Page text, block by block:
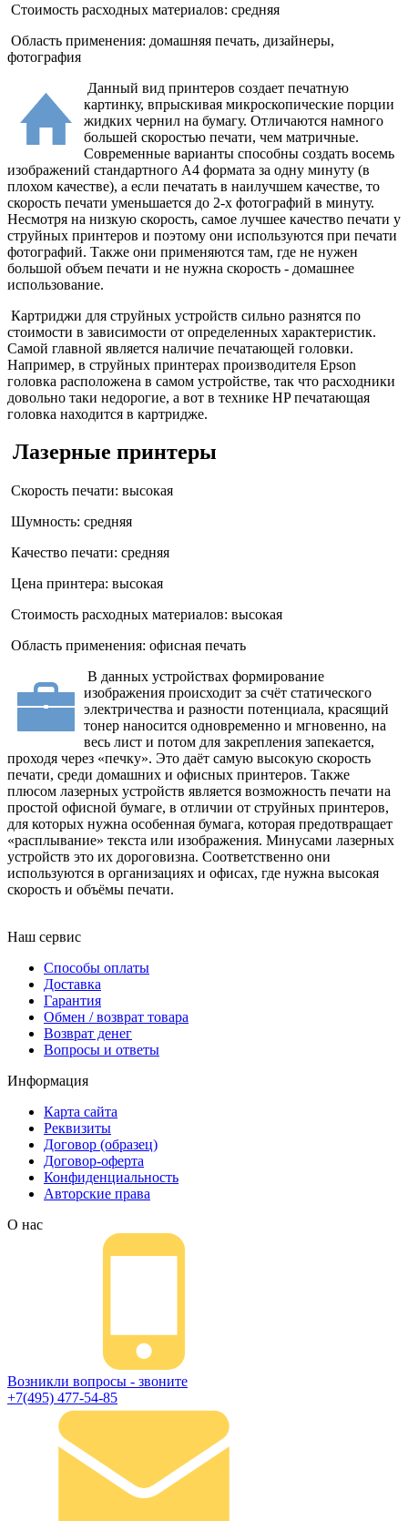
Стоимость расходных материалов: средняя
Область применения: домашняя печать, дизайнеры,
фотография
Данный вид принтеров создает печатную
картинку, впрыскивая микроскопические порции
жидких чернил на бумагу. Отличаются намного
большей скоростью печати, чем матричные.
Современные варианты способны создать восемь
изображений стандартного А4 формата за одну минуту (в
плохом качестве), а если печатать в наилучшем качестве, то
скорость печати уменьшается до 2-х фотографий в минуту.
Несмотря на низкую скорость, самое лучшее качество печати у
струйных принтеров и поэтому они используются при печати
фотографий. Также они применяются там, где не нужен
большой объем печати и не нужна скорость - домашнее
использование.
Картриджи для струйных устройств сильно разнятся по
стоимости в зависимости от определенных характеристик.
Самой главной является наличие печатающей головки.
Например, в струйных принтерах производителя Epson
головка расположена в самом устройстве, так что расходники
довольно таки недорогие, а вот в технике HP печатающая
головка находится в картридже.
Лазерные принтеры
Скорость печати: высокая
Шумность: средняя
Качество печати: средняя
Цена принтера: высокая
Стоимость расходных материалов: высокая
Область применения: офисная печать
В данных устройствах формирование
изображения происходит за счёт статического
электричества и разности потенциала, красящий
тонер наносится одновременно и мгновенно, на
весь лист и потом для закрепления запекается,
проходя через «печку». Это даёт самую высокую скорость
печати, среди домашних и офисных принтеров. Также
плюсом лазерных устройств является возможность печати на
простой офисной бумаге, в отличии от струйных принтеров,
для которых нужна особенная бумага, которая предотвращает
«расплывание» текста или изображения. Минусами лазерных
устройств это их дороговизна. Соответственно они
используются в организациях и офисах, где нужна высокая
скорость и объёмы печати.
Наш сервис
Способы оплаты
Доставка
Гарантия
Обмен / возврат товара
Возврат денег
Вопросы и ответы
Информация
Карта сайта
Реквизиты
Договор (образец)
Договор-оферта
Конфиденциальность
Авторские права
О нас
Возникли вопросы - звоните
+7(495) 477-54-85